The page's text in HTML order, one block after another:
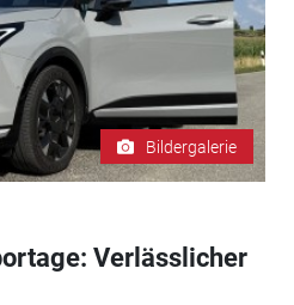
Bildergalerie
Verlässlicher